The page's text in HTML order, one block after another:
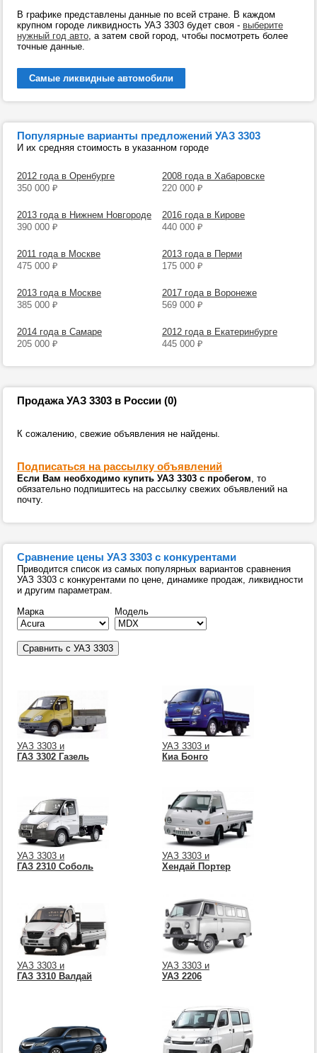
В графике представлены данные по всей стране. В каждом
крупном городе ликвидность УАЗ 3303 будет своя - выберите
нужный год авто, а затем свой город, чтобы посмотреть более
точные данные.
Самые ликвидные автомобили
Популярные варианты предложений УАЗ 3303
И их средняя стоимость в указанном городе
2012 года в Оренбурге
350 000 ₽
2008 года в Хабаровске
220 000 ₽
2013 года в Нижнем Новгороде
390 000 ₽
2016 года в Кирове
440 000 ₽
2011 года в Москве
475 000 ₽
2013 года в Перми
175 000 ₽
2013 года в Москве
385 000 ₽
2017 года в Воронеже
569 000 ₽
2014 года в Самаре
205 000 ₽
2012 года в Екатеринбурге
445 000 ₽
Продажа УАЗ 3303 в России (0)
К сожалению, свежие объявления не найдены.
Подписаться на рассылку объявлений
Если Вам необходимо купить УАЗ 3303 с пробегом, то
обязательно подпишитесь на рассылку свежих объявлений на
почту.
Сравнение цены УАЗ 3303 с конкурентами
Приводится список из самых популярных вариантов сравнения
УАЗ 3303 с конкурентами по цене, динамике продаж, ликвидности
и другим параметрам.
Марка
Модель
УАЗ 3303 и
ГАЗ 3302 Газель
УАЗ 3303 и
Киа Бонго
УАЗ 3303 и
ГАЗ 2310 Соболь
УАЗ 3303 и
Хендай Портер
УАЗ 3303 и
ГАЗ 3310 Валдай
УАЗ 3303 и
УАЗ 2206